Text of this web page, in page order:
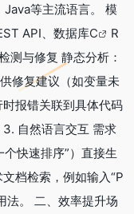
Java等主流语言。 模
API、数据库C
R
测与修复 静态分析：
修复建议（如变量未
报错关联到具体代码
自然语言交互 需求
快速排序”）直接生
档检索，例如输入“P
。 二、效率提升场